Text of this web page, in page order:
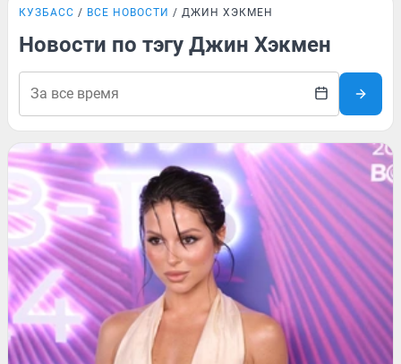
КУЗБАСС ВСЕ НОВОСТИ ДЖИН ХЭКМЕН
Новости по тэгу Джин Хэкмен